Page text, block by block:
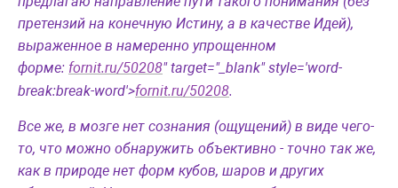
претензий на конечную Истину, а в качестве Идей),
выраженное в намеренно упрощенном
форме: fornit.ru/50208" target="_blank" style='word-
break:break-word'>fornit.ru/50208.
Все же, в мозге нет сознания (ощущений) в виде чего-
то, что можно обнаружить объективно - точно так же,
как в природе нет форм кубов, шаров и других